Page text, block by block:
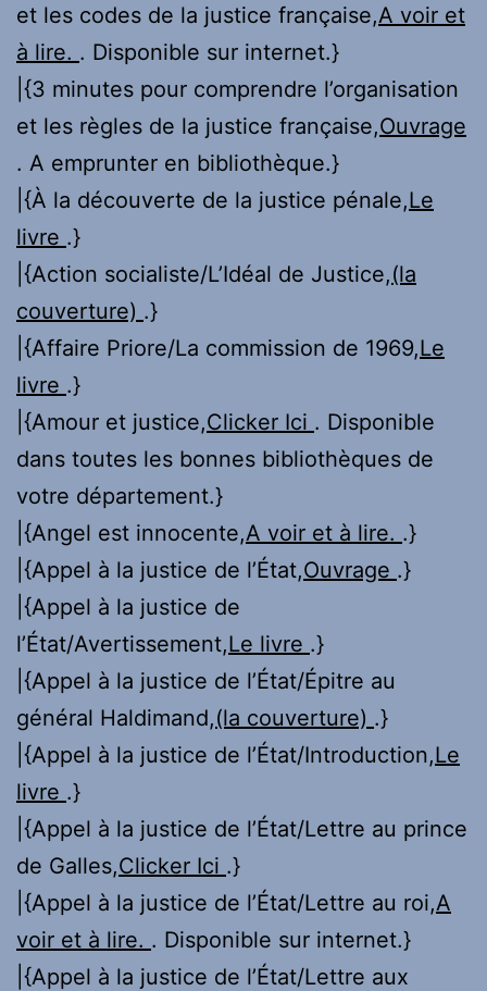
et les codes de la justice française,A voir et
à lire. . Disponible sur internet.}
|{3 minutes pour comprendre l’organisation
et les règles de la justice française,Ouvrage
. A emprunter en bibliothèque.}
|{À la découverte de la justice pénale,Le
livre .}
|{Action socialiste/L’Idéal de Justice,(la
couverture) .}
|{Affaire Priore/La commission de 1969,Le
livre .}
|{Amour et justice,Clicker Ici . Disponible
dans toutes les bonnes bibliothèques de
votre département.}
|{Angel est innocente,A voir et à lire. .}
|{Appel à la justice de l’État,Ouvrage .}
|{Appel à la justice de
l’État/Avertissement,Le livre .}
|{Appel à la justice de l’État/Épitre au
général Haldimand,(la couverture) .}
|{Appel à la justice de l’État/Introduction,Le
livre .}
|{Appel à la justice de l’État/Lettre au prince
de Galles,Clicker Ici .}
|{Appel à la justice de l’État/Lettre au roi,A
voir et à lire. . Disponible sur internet.}
|{Appel à la justice de l’État/Lettre aux